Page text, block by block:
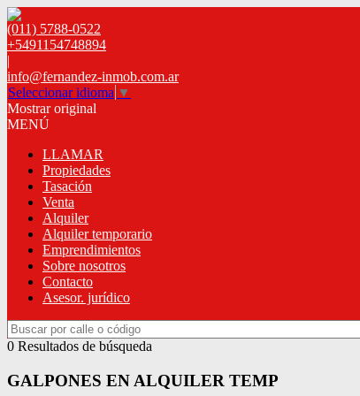
(011) 5788-0522
+5491154748894
|
info@fernandez-inmob.com.ar
Seleccionar idioma ▼
Mostrar original
MENÚ
LLAMAR
Propiedades
Tasación
Venta
Alquiler
Alquiler temporario
Emprendimientos
Sobre nosotros
Contacto
Asesor. jurídico
0 Resultados de búsqueda
GALPONES EN ALQUILER TEMP